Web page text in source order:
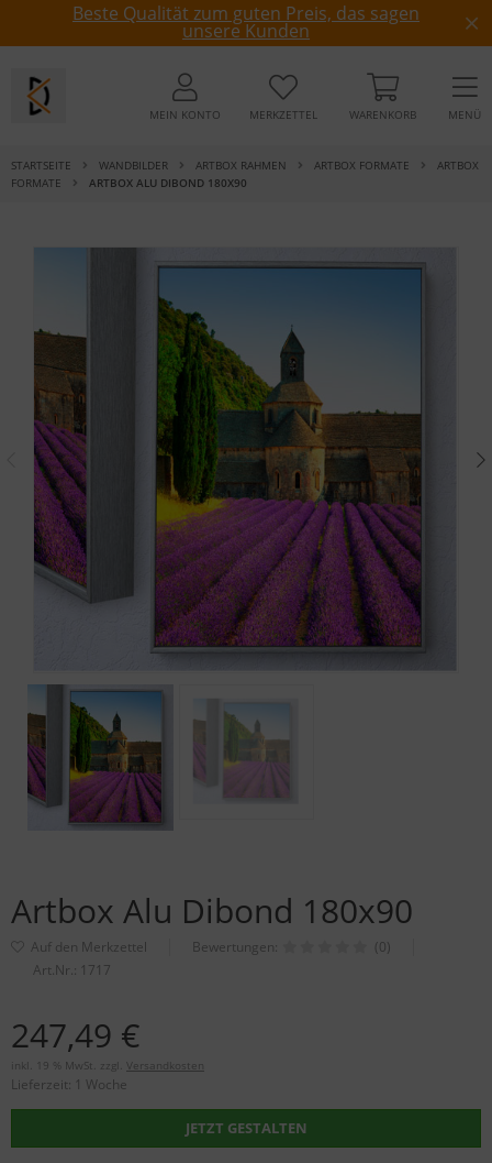
Beste Qualität zum guten Preis, das sagen
unsere Kunden
MEIN KONTO MERKZETTEL WARENKORB MENÜ
STARTSEITE WANDBILDER ARTBOX RAHMEN ARTBOX FORMATE
ARTBOX
FORMATE
ARTBOX ALU DIBOND 180X90
Artbox Alu Dibond 180x90
Bewertungen:
(0)
Art.Nr.: 1717
247,49 €
inkl. 19 % MwSt. zzgl. Versandkosten
Lieferzeit: 1 Woche
JETZT GESTALTEN